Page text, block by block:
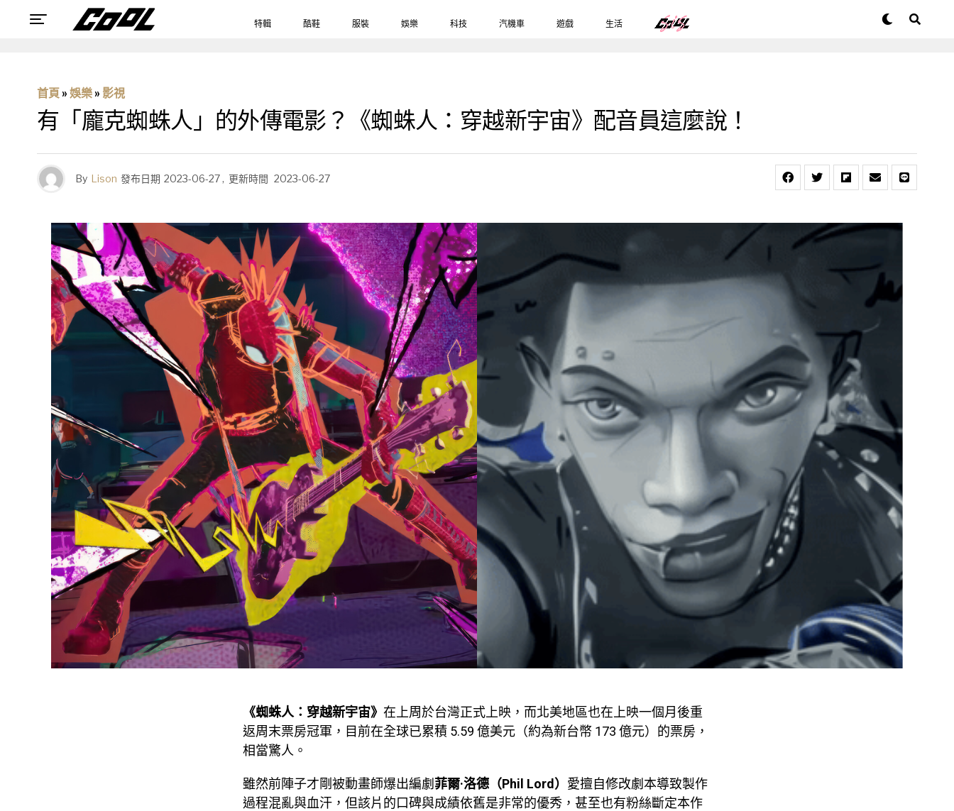
特輯 酷鞋 服裝 娛樂 科技 汽機車 遊戲 生活
首頁 » 娛樂 » 影視
有「龐克蜘蛛人」的外傳電影？《蜘蛛人：穿越新宇宙》配音員這麼說！
By Lison 發布日期 2023-06-27, 更新時間 2023-06-27
《蜘蛛人：穿越新宇宙》 在上周於台灣正式上映，而北美地區也在上映一個月後重
返周末票房冠軍，目前在全球已累積 5.59 億美元（約為新台幣 173 億元）的票房，
相當驚人。
雖然前陣子才剛被動畫師爆出編劇 菲爾·洛德（Phil Lord） 愛擅自修改劇本導致製作
過程混亂與血汗，但該片的口碑與成績依舊是非常的優秀，甚至也有粉絲斷定本作